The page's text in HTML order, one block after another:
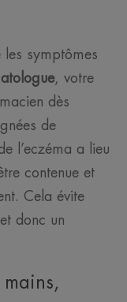
les symptômes
, votre
dès
de
l’eczéma a lieu
contenue et
Cela évite
donc un